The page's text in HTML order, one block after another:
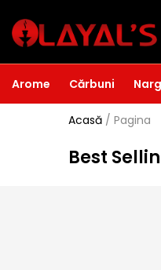
Arome Cărbuni
Acasă / Pagina
Best